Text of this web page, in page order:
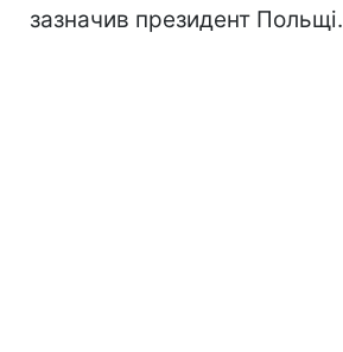
зазначив президент Польщі.